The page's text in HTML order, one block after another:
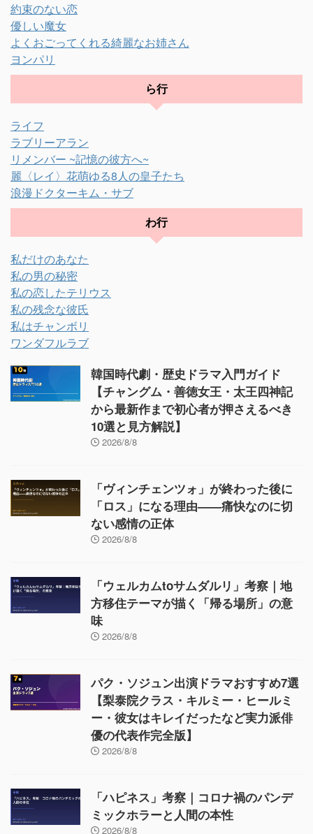
約束のない恋
優しい魔女
よくおごってくれる綺麗なお姉さん
ヨンパリ
ら行
ライフ
ラブリーアラン
リメンバー ~記憶の彼方へ~
麗〈レイ〉花萌ゆる8人の皇子たち
浪漫ドクターキム・サブ
わ行
私だけのあなた
私の男の秘密
私の恋したテリウス
私の残念な彼氏
私はチャンボリ
ワンダフルラブ
韓国時代劇・歴史ドラマ入門ガイド
【チャングム・善徳女王・太王四神記
から最新作まで初心者が押さえるべき
10選と見方解説】
2026/8/8
「ヴィンチェンツォ」が終わった後に
「ロス」になる理由——痛快なのに切
ない感情の正体
2026/8/8
「ウェルカムtoサムダルリ」考察｜地
方移住テーマが描く「帰る場所」の意
味
2026/8/8
パク・ソジュン出演ドラマおすすめ7選
【梨泰院クラス・キルミー・ヒールミ
ー・彼女はキレイだったなど実力派俳
優の代表作完全版】
2026/8/8
「ハピネス」考察｜コロナ禍のパンデ
ミックホラーと人間の本性
2026/8/8